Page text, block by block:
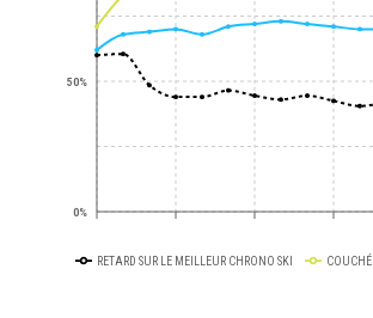
0%
50%
RETARD SUR LE MEILLEUR CHRONO SKI COUCHÉ